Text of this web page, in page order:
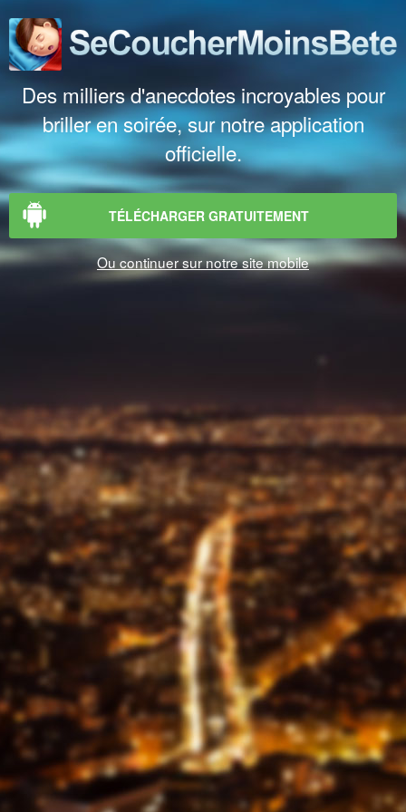
Des milliers d'anecdotes incroyables pour
briller en soirée, sur notre application
officielle.
TÉLÉCHARGER GRATUITEMENT
Ou continuer sur notre site mobile